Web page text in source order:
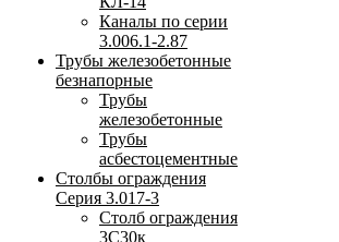
Каналы по серии
3.006.1-2.87
Трубы железобетонные
безнапорные
Трубы
железобетонные
Трубы
асбестоцементные
Столбы ограждения
Серия 3.017-3
Столб ограждения
3С30к